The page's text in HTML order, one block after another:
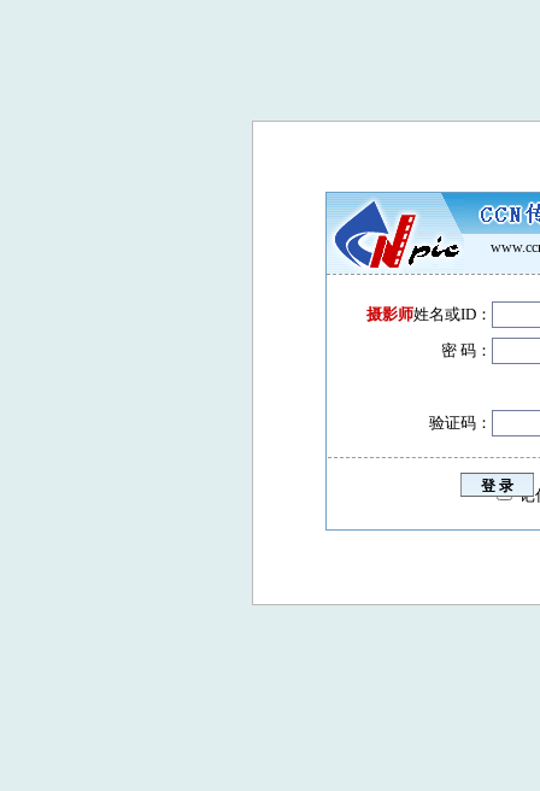
摄影师姓名或ID：
密 码：
验证码：
记